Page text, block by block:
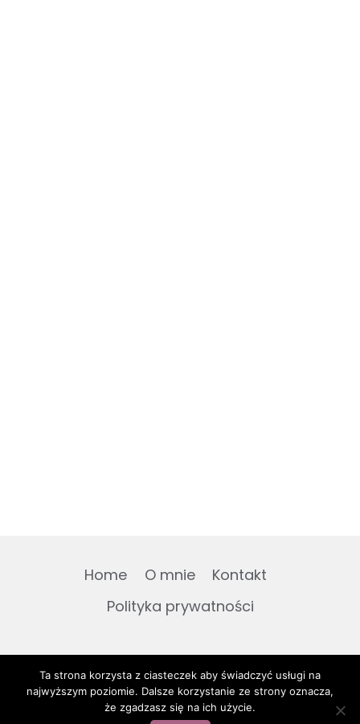
Home O mnie
Kontakt
Polityka prywatności
© 2026 To co lubię gotuję
Ta strona korzysta z ciasteczek aby świadczyć usługi na
najwyższym poziomie. Dalsze korzystanie ze strony oznacza,
że zgadzasz się na ich użycie.